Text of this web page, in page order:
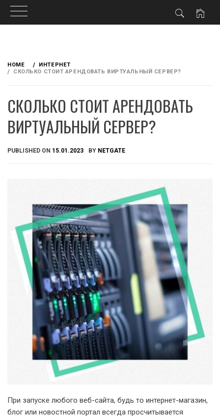
content
HOME
ИНТЕРНЕТ
СКОЛЬКО СТОИТ АРЕНДОВАТЬ ВИРТУАЛЬНЫЙ СЕРВЕР?
СКОЛЬКО СТОИТ АРЕНДОВАТЬ
ВИРТУАЛЬНЫЙ СЕРВЕР?
PUBLISHED ON 15.01.2023 BY NETGATE
При запуске любого веб-сайта, будь то интернет-магазин,
блог или новостной портал всегда просчитывается